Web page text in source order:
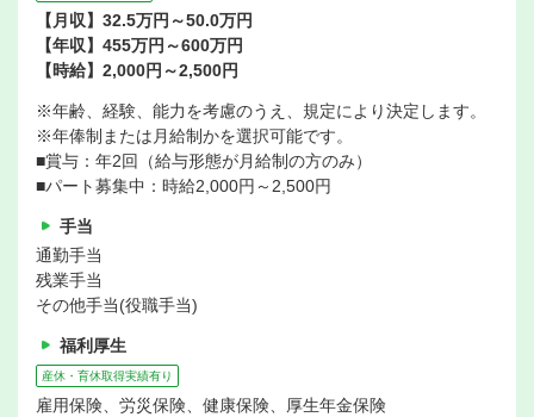
【月収】32.5万円～50.0万円
【年収】455万円～600万円
【時給】2,000円～2,500円
※年齢、経験、能力を考慮のうえ、規定により決定します。
※年俸制または月給制かを選択可能です。
■賞与：年2回（給与形態が月給制の方のみ）
■パート募集中：時給2,000円～2,500円
手当
通勤手当
残業手当
その他手当(役職手当)
福利厚生
産休・育休取得実績有り
雇用保険、労災保険、健康保険、厚生年金保険